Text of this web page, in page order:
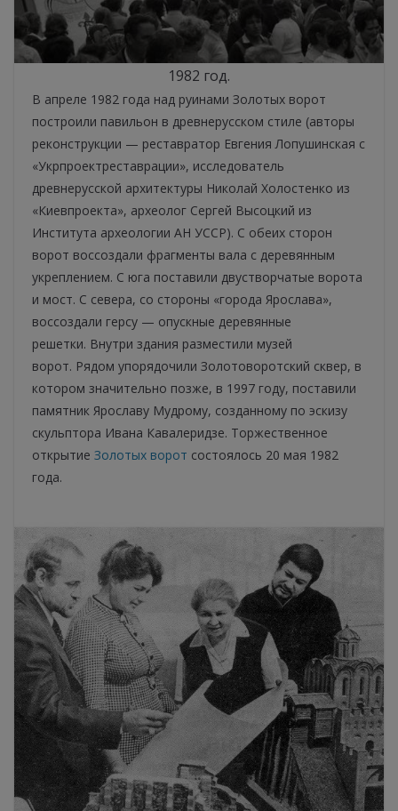
1982 год.
В апреле 1982 года над руинами Золотых ворот
построили павильон в древнерусском стиле (авторы
реконструкции — реставратор Евгения Лопушинская с
«Укрпроектреставрации», исследователь
древнерусской архитектуры Николай Холостенко из
«Киевпроекта», археолог Сергей Высоцкий из
Института археологии АН УССР). С обеих сторон
ворот воссоздали фрагменты вала с деревянным
укреплением. С юга поставили двустворчатые ворота
и мост. С севера, со стороны «города Ярослава»,
воссоздали герсу — опускные деревянные
решетки. Внутри здания разместили музей
ворот. Рядом упорядочили Золотоворотский сквер, в
котором значительно позже, в 1997 году, поставили
памятник Ярославу Мудрому, созданному по эскизу
скульптора Ивана Кавалеридзе. Торжественное
открытие Золотых ворот состоялось 20 мая 1982
года.